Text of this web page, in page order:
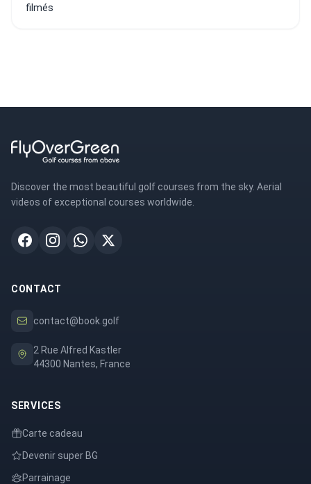
filmés
Discover the most beautiful golf courses from the sky. Aerial
videos of exceptional courses worldwide.
CONTACT
contact@book.golf
2 Rue Alfred Kastler
44300 Nantes, France
SERVICES
Carte cadeau
Devenir super BG
Parrainage